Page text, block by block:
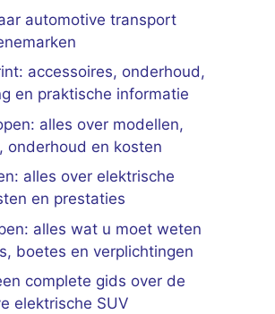
automotive transport
accessoires, onderhoud,
en praktische informatie
alles over modellen,
onderhoud en kosten
alles over elektrische
en prestaties
alles wat u moet weten
boetes en verplichtingen
complete gids over de
elektrische SUV